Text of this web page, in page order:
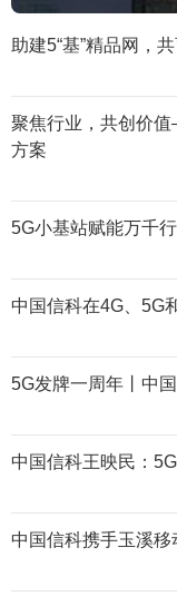
助建5“基”精品网，
聚焦行业，共创价
方案
5G小基站赋能万千
中国信科在4G、5G
5G发牌一周年丨中
中国信科王映民：
中国信科携手玉溪